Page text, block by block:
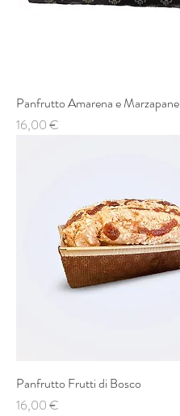
Panfrutto Amarena e Marzapane
Prezzo
16,00 €
Panfrutto Frutti di Bosco
Prezzo
16,00 €